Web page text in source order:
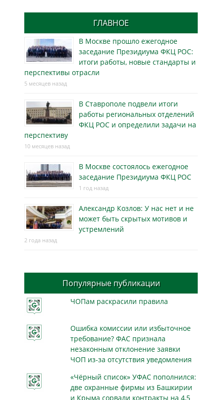
ГЛАВНОЕ
В Москве прошло ежегодное
заседание Президиума ФКЦ РОС:
итоги работы, новые стандарты и
перспективы отрасли
5 месяцев назад
В Ставрополе подвели итоги
работы региональных отделений
ФКЦ РОС и определили задачи на
перспективу
10 месяцев назад
В Москве состоялось ежегодное
заседание Президиума ФКЦ РОС
1 год назад
Александр Козлов: У нас нет и не
может быть скрытых мотивов и
устремлений
2 года назад
Популярные публикации
ЧОПам раскрасили правила
Ошибка комиссии или избыточное
требование? ФАС признала
незаконным отклонение заявки
ЧОП из-за отсутствия уведомления
«Чёрный список» УФАС пополнился:
две охранные фирмы из Башкирии
и Крыма сорвали контракты на 4,5